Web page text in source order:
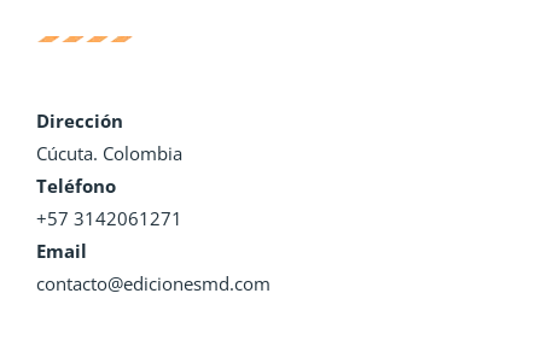
Dirección
Cúcuta. Colombia
Teléfono
+57 3142061271
Email
contacto@edicionesmd.com